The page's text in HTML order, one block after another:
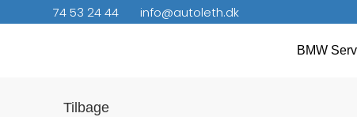
74 53 24 44 info@autoleth.dk
BMW
Tilbage